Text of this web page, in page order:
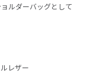
ルダーバッグとして
レザー